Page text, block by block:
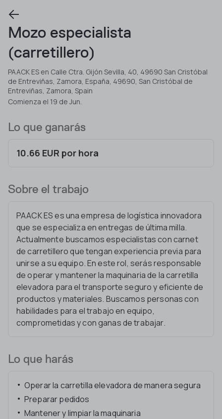
Mozo especialista
(carretillero)
PAACK ES en Calle Ctra. Gijón Sevilla, 40, 49690 San Cristóbal
de Entreviñas, Zamora, España, 49690, San Cristóbal de
Entreviñas, Zamora, Spain
Comienza el 19 de Jun.
Lo que ganarás
10.66 EUR por hora
Sobre el trabajo
PAACK ES es una empresa de logística innovadora
que se especializa en entregas de última milla.
Actualmente buscamos especialistas con carnet
de carretillero que tengan experiencia previa para
unirse a su equipo. En este rol, serás responsable
de operar y mantener la maquinaria de la carretilla
elevadora para el transporte seguro y eficiente de
productos y materiales. Buscamos personas con
habilidades para el trabajo en equipo,
comprometidas y con ganas de trabajar.
Lo que harás
Operar la carretilla elevadora de manera segura
Preparar pedidos
Mantener y limpiar la maquinaria